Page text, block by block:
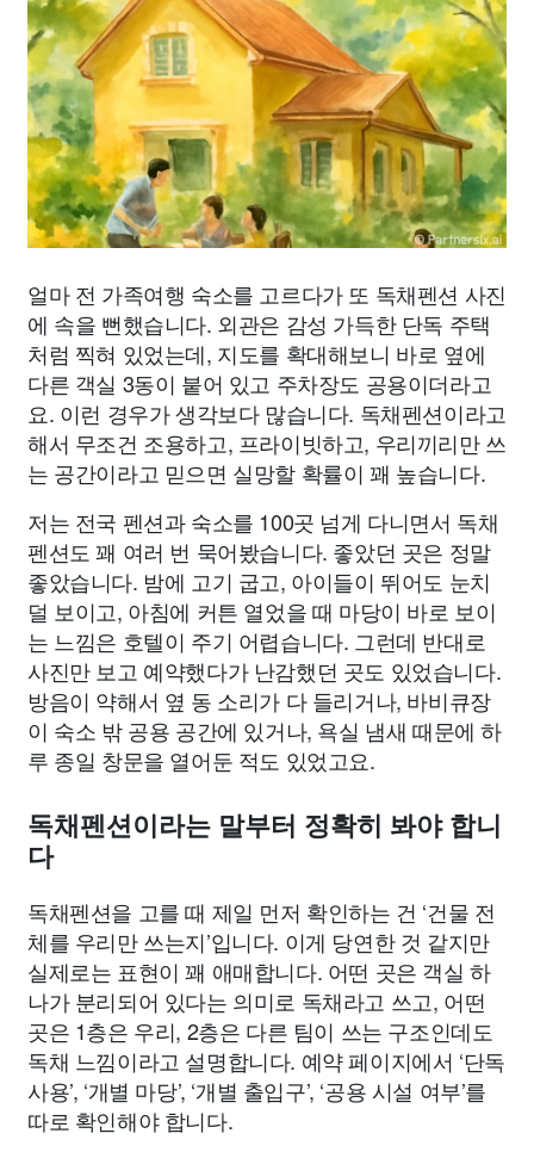
얼마 전 가족여행 숙소를 고르다가 또 독채펜션 사진
에 속을 뻔했습니다. 외관은 감성 가득한 단독 주택
처럼 찍혀 있었는데, 지도를 확대해보니 바로 옆에
다른 객실 3동이 붙어 있고 주차장도 공용이더라고
요. 이런 경우가 생각보다 많습니다. 독채펜션이라고
해서 무조건 조용하고, 프라이빗하고, 우리끼리만 쓰
는 공간이라고 믿으면 실망할 확률이 꽤 높습니다.
저는 전국 펜션과 숙소를 100곳 넘게 다니면서 독채
펜션도 꽤 여러 번 묵어봤습니다. 좋았던 곳은 정말
좋았습니다. 밤에 고기 굽고, 아이들이 뛰어도 눈치
덜 보이고, 아침에 커튼 열었을 때 마당이 바로 보이
는 느낌은 호텔이 주기 어렵습니다. 그런데 반대로
사진만 보고 예약했다가 난감했던 곳도 있었습니다.
방음이 약해서 옆 동 소리가 다 들리거나, 바비큐장
이 숙소 밖 공용 공간에 있거나, 욕실 냄새 때문에 하
루 종일 창문을 열어둔 적도 있었고요.
독채펜션이라는 말부터 정확히 봐야 합니
다
독채펜션을 고를 때 제일 먼저 확인하는 건 ‘건물 전
체를 우리만 쓰는지’입니다. 이게 당연한 것 같지만
실제로는 표현이 꽤 애매합니다. 어떤 곳은 객실 하
나가 분리되어 있다는 의미로 독채라고 쓰고, 어떤
곳은 1층은 우리, 2층은 다른 팀이 쓰는 구조인데도
독채 느낌이라고 설명합니다. 예약 페이지에서 ‘단독
사용’, ‘개별 마당’, ‘개별 출입구’, ‘공용 시설 여부’를
따로 확인해야 합니다.